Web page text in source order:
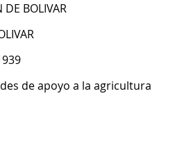
DE BOLIVAR
de apoyo a la agricultura